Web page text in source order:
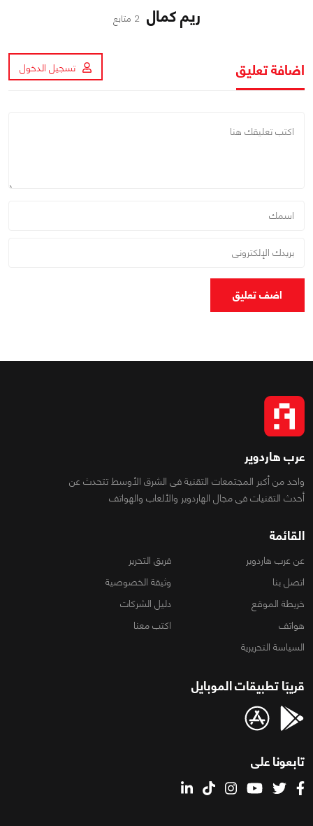
ريم كمال 2 متابع
اضافة تعليق تسجيل الدخول
اضف تعليق
عرب هاردوير
واحد من أكبر المجتمعات التقنية فى الشرق الأوسط تتحدث عن
أحدث التقنيات فى مجال الهاردوير والألعاب والهواتف
القائمة
عن عرب هاردوير
فريق التحرير
اتصل بنا
وثيقة الخصوصية
خريطة الموقع
دليل الشركات
هواتف
اكتب معنا
السياسة التحريرية
قريبًا تطبيقات الموبايل
تابعونا على